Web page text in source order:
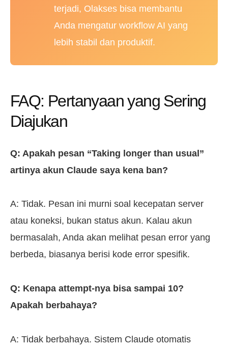
terjadi, Olakses bisa membantu
Anda mengatur workflow AI yang
lebih stabil dan produktif.
FAQ: Pertanyaan yang Sering
Diajukan
Q: Apakah pesan “Taking longer than usual”
artinya akun Claude saya kena ban?
A: Tidak. Pesan ini murni soal kecepatan server
atau koneksi, bukan status akun. Kalau akun
bermasalah, Anda akan melihat pesan error yang
berbeda, biasanya berisi kode error spesifik.
Q: Kenapa attempt-nya bisa sampai 10?
Apakah berbahaya?
A: Tidak berbahaya. Sistem Claude otomatis